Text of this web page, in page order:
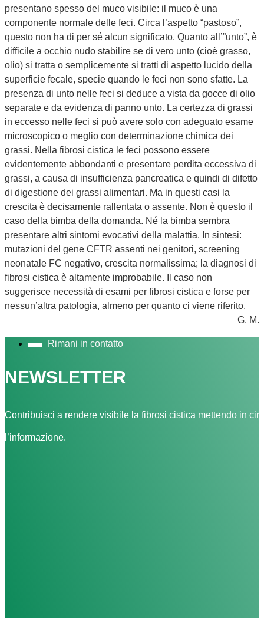
presentano spesso del muco visibile: il muco è una
componente normale delle feci. Circa l’aspetto “pastoso”,
questo non ha di per sé alcun significato. Quanto all’”unto”, è
difficile a occhio nudo stabilire se di vero unto (cioè grasso,
olio) si tratta o semplicemente si tratti di aspetto lucido della
superficie fecale, specie quando le feci non sono sfatte. La
presenza di unto nelle feci si deduce a vista da gocce di olio
separate e da evidenza di panno unto. La certezza di grassi
in eccesso nelle feci si può avere solo con adeguato esame
microscopico o meglio con determinazione chimica dei
grassi. Nella fibrosi cistica le feci possono essere
evidentemente abbondanti e presentare perdita eccessiva di
grassi, a causa di insufficienza pancreatica e quindi di difetto
di digestione dei grassi alimentari. Ma in questi casi la
crescita è decisamente rallentata o assente. Non è questo il
caso della bimba della domanda. Né la bimba sembra
presentare altri sintomi evocativi della malattia. In sintesi:
mutazioni del gene CFTR assenti nei genitori, screening
neonatale FC negativo, crescita normalissima; la diagnosi di
fibrosi cistica è altamente improbabile. Il caso non
suggerisce necessità di esami per fibrosi cistica e forse per
nessun’altra patologia, almeno per quanto ci viene riferito.
G. M.
Rimani in contatto
NEWSLETTER
Contribuisci a rendere visibile la fibrosi cistica mettendo in
l’informazione.